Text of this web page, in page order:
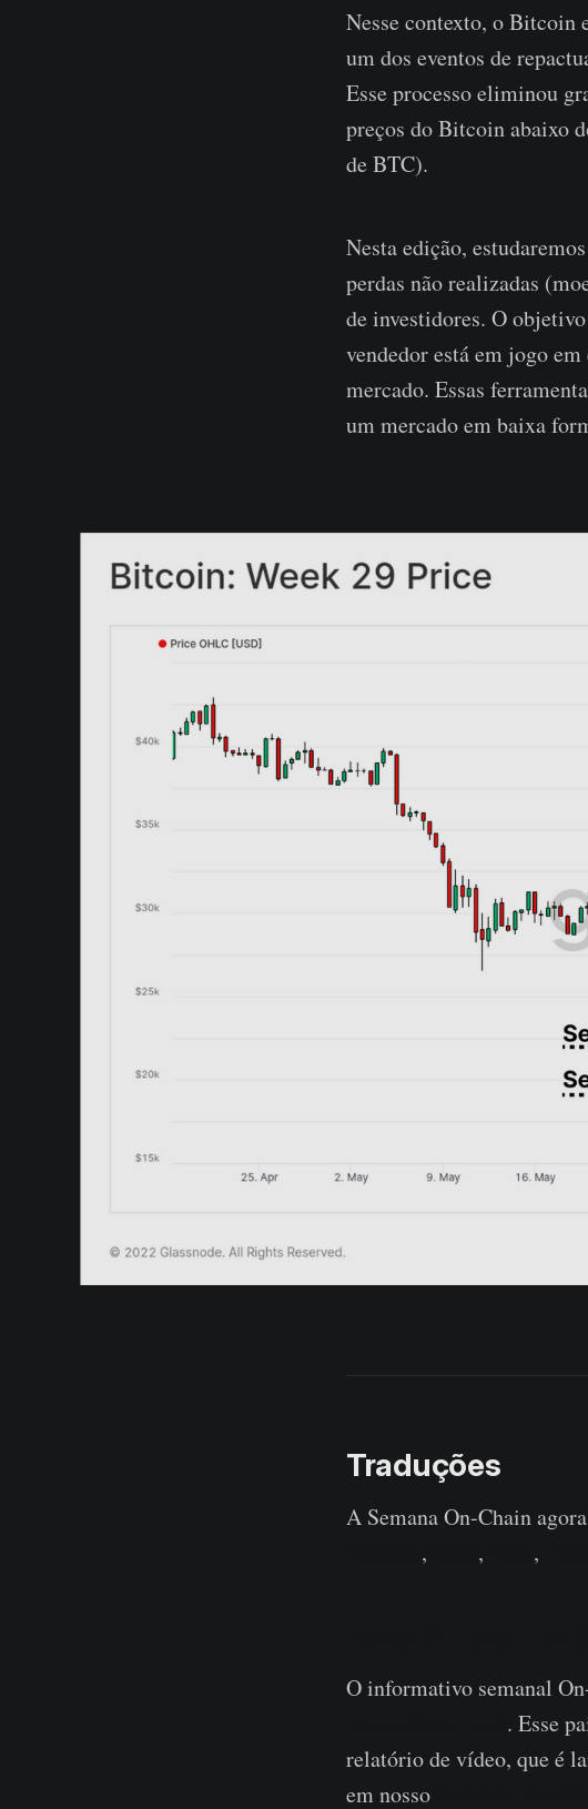
Nesse contexto, o Bitcoin
um dos eventos de
Esse processo eliminou
preços do Bitcoin abaixo
de BTC).
Nesta edição,
perdas não realizadas
de investidores. O
vendedor está em jogo
mercado. Essas
um mercado em baixa
Traduções
A Semana On-Chain
, , ,
O informativo semanal
. Esse
relatório de vídeo, que é
em nosso